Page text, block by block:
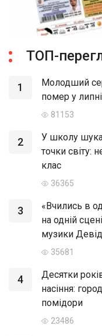
ТОП-
1
Молодший
помер у
81153
2
У школу
точки світу:
клас
36365
3
«Вчились в
на одній
музики
35681
4
Десятки
насіння:
помідори
23486